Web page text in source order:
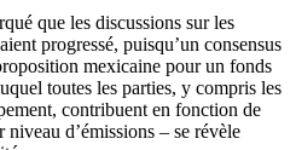
que les discussions sur les
progressé, puisqu’un consensus
mexicaine pour un fonds
toutes les parties, y compris les
contribuent en fonction de
d’émissions – se révèle